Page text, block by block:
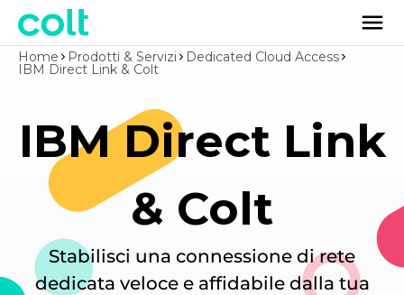
Home Prodotti & Servizi Dedicated Cloud Access
IBM Direct Link & Colt
IBM Direct Link
& Colt
Stabilisci una connessione di rete
dedicata veloce e affidabile dalla tua